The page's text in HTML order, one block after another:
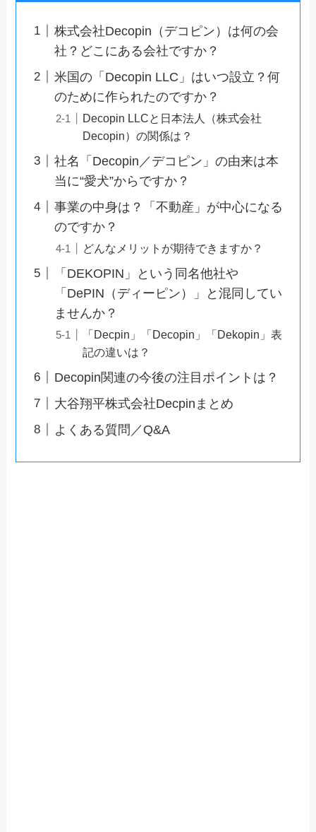
株式会社Decopin（デコピン）は何の会
社？どこにある会社ですか？
米国の「Decopin LLC」はいつ設立？何
のために作られたのですか？
Decopin LLCと日本法人（株式会社
Decopin）の関係は？
社名「Decopin／デコピン」の由来は本
当に“愛犬”からですか？
事業の中身は？「不動産」が中心になる
のですか？
どんなメリットが期待できますか？
「DEKOPIN」という同名他社や
「DePIN（ディーピン）」と混同してい
ませんか？
「Decpin」「Decopin」「Dekopin」表
記の違いは？
Decopin関連の今後の注目ポイントは？
大谷翔平株式会社Decpinまとめ
よくある質問／Q&A